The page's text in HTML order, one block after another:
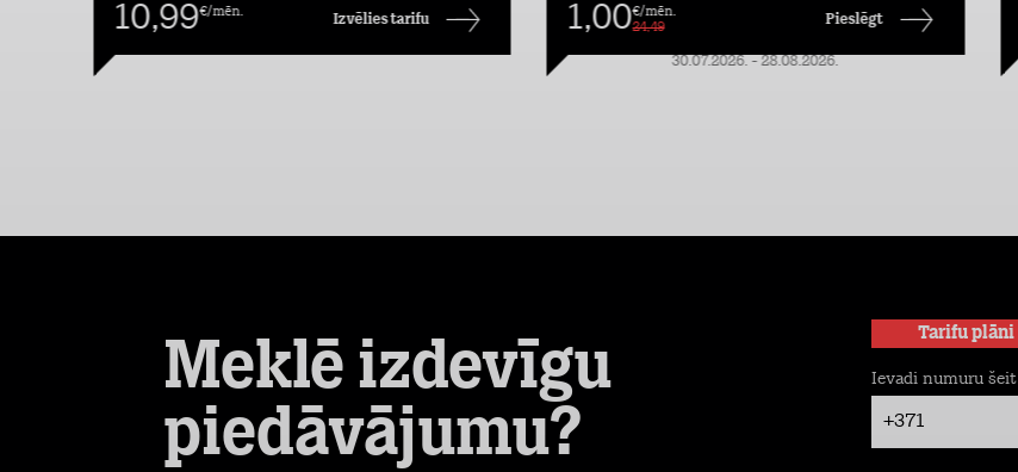
10,99€/mēn. Izvēlies tarifu 1,00€/mēn.
24,49
Pieslēgt
30.07.2026. - 28.08.2026.
Meklē izdevīgu
piedāvājumu?
Tarifu plāni
+371
Ievadi numuru šeit